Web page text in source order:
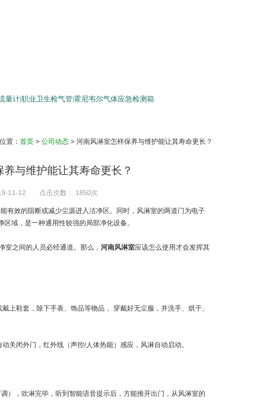
量计|职业卫生检气管|霍尼韦尔气体应急检测箱
置： 首页 > 公司动态 > 河南风淋室怎样保养与维护能让其寿命更长？
与维护能让其寿命更长？
11-12 点击次数： 1850次
有效的阻断或减少尘源进入洁净区。同时，风淋室的两道门为电子
域，是一种通用性较强的局部净化设备。
之间的人员必经通道。那么， 河南风淋室应该怎么使用才会发挥其
上鞋套，除下手表、饰品等物品， 穿戴好无尘服，并洗手、烘干、
关闭外门，红外线（声控/人体热能）感应，风淋自动启动。
），吹淋完毕，听到智能语音提示后，方能推开出门，从风淋室的